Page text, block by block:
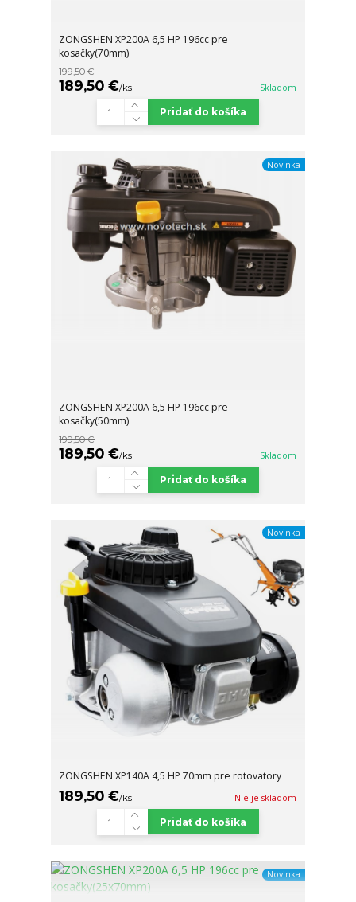
ZONGSHEN XP200A 6,5 HP 196cc pre
kosačky(70mm)
199,50 €
189,50 €/ks Skladom
Pridať do košíka
Novinka
ZONGSHEN XP200A 6,5 HP 196cc pre
kosačky(50mm)
199,50 €
189,50 €/ks Skladom
Pridať do košíka
Novinka
ZONGSHEN XP140A 4,5 HP 70mm pre rotovatory
189,50 €/ks Nie je skladom
Pridať do košíka
Novinka